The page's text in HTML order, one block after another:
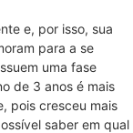
e, por isso, sua
para a se
uma fase
de 3 anos é mais
pois cresceu mais
saber em qual